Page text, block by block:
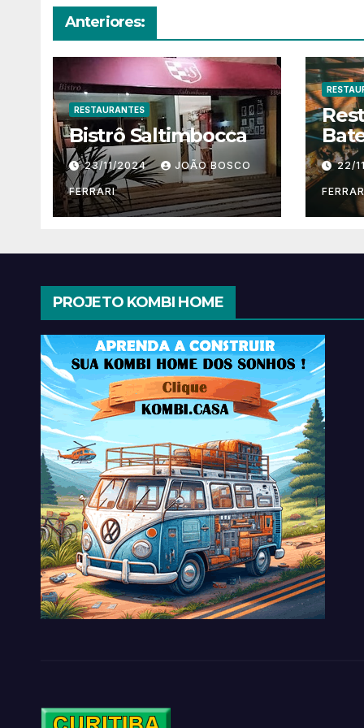
Anteriores:
RESTAURANTES
Bistrô Saltimbocca
23/11/2024 JOÃO BOSCO
FERRARI
22/
PROJETO KOMBI HOME